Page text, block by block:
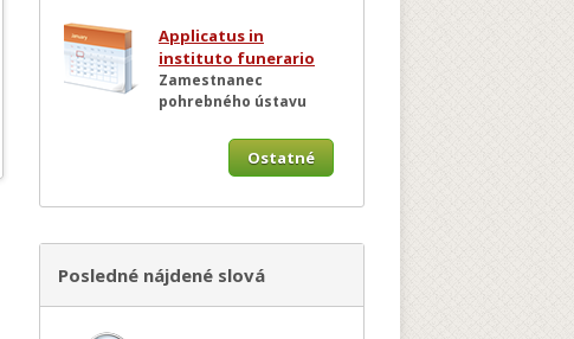
Applicatus in
instituto funerario
Zamestnanec
pohrebného ústavu
Ostatné
Posledné nájdené slová